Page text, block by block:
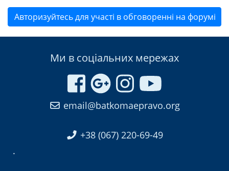
Авторизуйтесь для участі в обговоренні на форумі
Ми в соціальних мережах
email@batkomaepravo.org
+38 (067) 220-69-49
.